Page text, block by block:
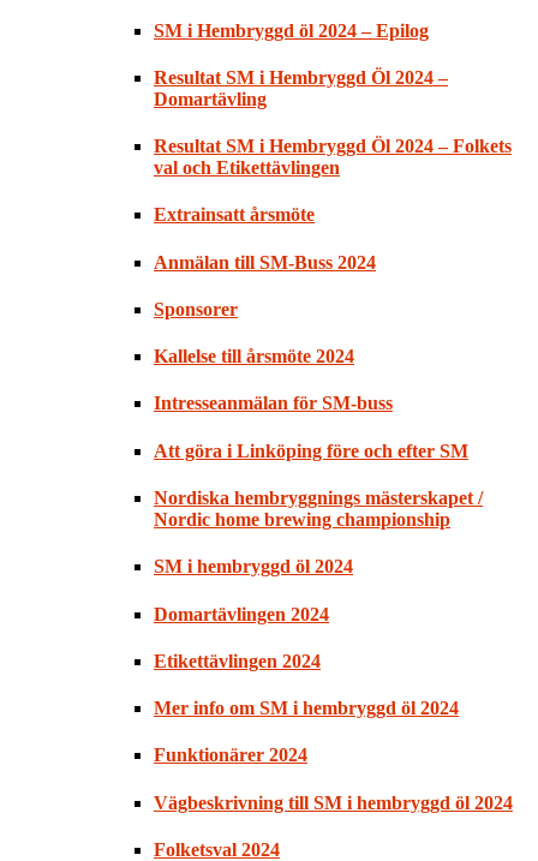
SM i Hembryggd öl 2024 – Epilog
Resultat SM i Hembryggd Öl 2024 –
Domartävling
Resultat SM i Hembryggd Öl 2024 – Folkets
val och Etikettävlingen
Extrainsatt årsmöte
Anmälan till SM-Buss 2024
Sponsorer
Kallelse till årsmöte 2024
Intresseanmälan för SM-buss
Att göra i Linköping före och efter SM
Nordiska hembryggnings mästerskapet /
Nordic home brewing championship
SM i hembryggd öl 2024
Domartävlingen 2024
Etikettävlingen 2024
Mer info om SM i hembryggd öl 2024
Funktionärer 2024
Vägbeskrivning till SM i hembryggd öl 2024
Folketsval 2024